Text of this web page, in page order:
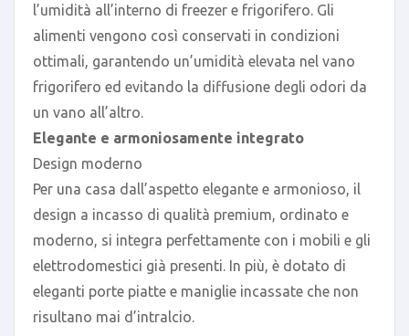
l’umidità all’interno di freezer e frigorifero. Gli
alimenti vengono così conservati in condizioni
ottimali, garantendo un’umidità elevata nel vano
frigorifero ed evitando la diffusione degli odori da
un vano all’altro.
Elegante e armoniosamente integrato
Design moderno
Per una casa dall’aspetto elegante e armonioso, il
design a incasso di qualità premium, ordinato e
moderno, si integra perfettamente con i mobili e gli
elettrodomestici già presenti. In più, è dotato di
eleganti porte piatte e maniglie incassate che non
risultano mai d’intralcio.